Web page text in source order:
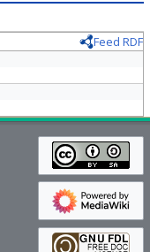
Feed RDF